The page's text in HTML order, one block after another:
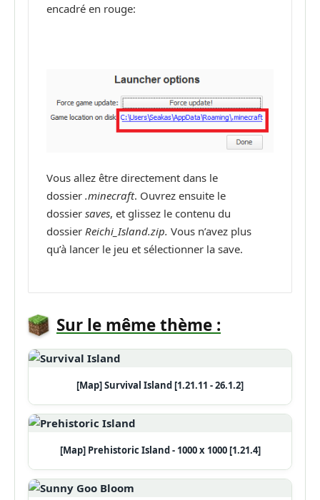
encadré en rouge:
Vous allez être directement dans le
dossier .minecraft. Ouvrez ensuite le
dossier saves, et glissez le contenu du
dossier Reichi_Island.zip. Vous n’avez plus
qu’à lancer le jeu et sélectionner la save.
Sur le même thème :
[Map] Survival Island [1.21.11 - 26.1.2]
[Map] Prehistoric Island - 1000 x 1000 [1.21.4]